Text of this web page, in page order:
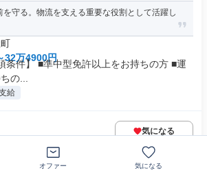
守る。物流を支える重要な役割として活躍し
32万4900円
条件】 ■準中型免許以上をお持ちの方 ■運
の...
給
気になる
この企業の類似求人を見る
オファー 気になる